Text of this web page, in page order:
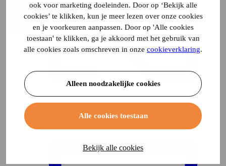
ook voor marketing doeleinden. Door op ‘Bekijk alle
cookies’ te klikken, kun je meer lezen over onze cookies
en je voorkeuren aanpassen. Door op 'Alle cookies
toestaan' te klikken, ga je akkoord met het gebruik van
alle cookies zoals omschreven in onze cookieverklaring.
Alleen noodzakelijke cookies
Alle cookies toestaan
Bekijk alle cookies
Plattegrond